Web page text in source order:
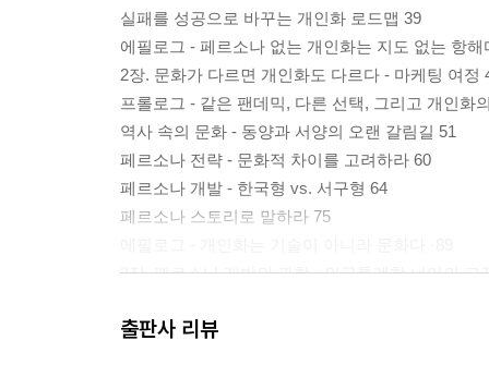
HubSpot CRM 통합의 다양한 방식 158
에필로그 - “자동화는 창의성을 돌려준다” 163
7장. 숲에서 길 찾기 - KPI 피라미드와 성과 최적화
프롤로그: 200개의 숫자, 0개의 인사이트 166
KPI 피라미드: 집을 짓는 순서 167
HubSpot으로 성과를 측정하고 최적화하는 법 173
페르소나 전략의 성과를 측정하는 HubSpot 핵심
에필로그: 숫자의 숲에서 길을 찾는 법 188
프롤로그: 3억을 쓰고, 대답할 수 없는 질문 189
투자회수 시간표: 기초, 가속, 수확 198
실패를 성공으로 바꾸는 개인화 로드맵 39
에필로그 - 페르소나 없는 개인화는 지도 없는 항해
2장. 문화가 다르면 개인화도 다르다 - 마케팅 여정
프롤로그 - 같은 팬데믹, 다른 선택, 그리고 개인화
역사 속의 문화 - 동양과 서양의 오랜 갈림길 51
페르소나 전략 - 문화적 차이를 고려하라 60
페르소나 개발 - 한국형 vs. 서구형 64
페르소나 스토리로 말하라 75
3장. 페르소나 개발의 과학 - 인구통계학 너머의 고
5 Rings of Buying Insight™ 프레임워크 94
출판사 리뷰